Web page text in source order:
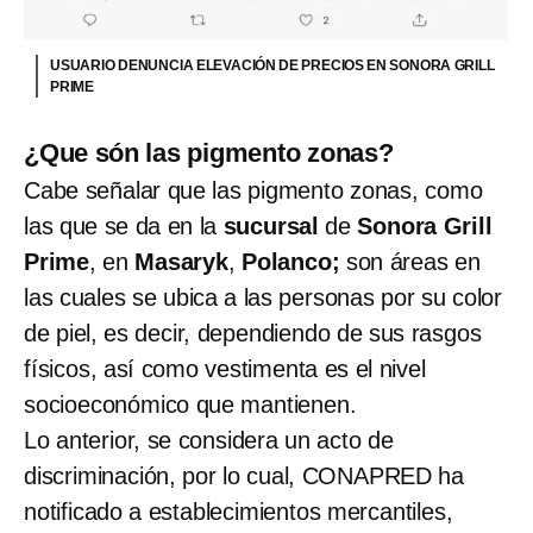
USUARIO DENUNCIA ELEVACIÓN DE PRECIOS EN SONORA GRILL
PRIME
¿Que són las pigmento zonas?
Cabe señalar que las pigmento zonas, como
las que se da en la sucursal deSonora Grill
Prime, en Masaryk, Polanco; son áreas en
las cuales se ubica a las personas por su color
de piel, es decir, dependiendo de sus rasgos
físicos, así como vestimenta es el nivel
socioeconómico que mantienen.
Lo anterior, se considera un acto de
discriminación, por lo cual, CONAPRED ha
notificado a establecimientos mercantiles,